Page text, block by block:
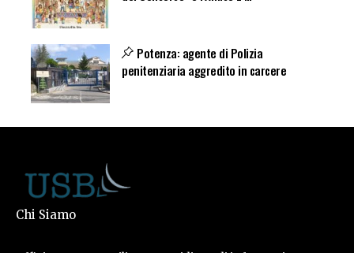
Potenza: agente di Polizia
penitenziaria aggredito in carcere
Chi Siamo